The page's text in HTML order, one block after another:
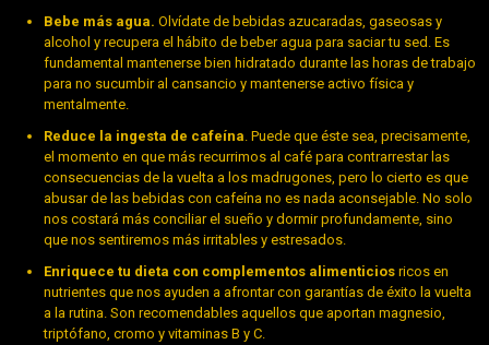
Bebe más agua. Olvídate de bebidas azucaradas, gaseosas y
alcohol y recupera el hábito de beber agua para saciar tu sed. Es
fundamental mantenerse bien hidratado durante las horas de trabajo
para no sucumbir al cansancio y mantenerse activo física y
mentalmente.
Reduce la ingesta de cafeína. Puede que éste sea, precisamente,
el momento en que más recurrimos al café para contrarrestar las
consecuencias de la vuelta a los madrugones, pero lo cierto es que
abusar de las bebidas con cafeína no es nada aconsejable. No solo
nos costará más conciliar el sueño y dormir profundamente, sino
que nos sentiremos más irritables y estresados.
Enriquece tu dieta con complementos alimenticios ricos en
nutrientes que nos ayuden a afrontar con garantías de éxito la vuelta
a la rutina. Son recomendables aquellos que aportan magnesio,
triptófano, cromo y vitaminas B y C.